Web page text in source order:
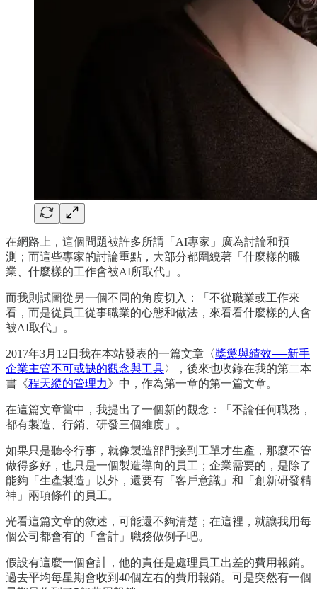
在網路上，這個問題被許多所謂「AI專家」廣為討論和預
測；而這些專家的討論重點，大部分都圍繞著「什麼樣的職
業、什麼樣的工作會被AI所取代」。
而我則試圖從另一個不同的角度切入：「不從職業或工作來
看，而是從員工從事職業的心態和做法，來看看什麼樣的人會
被AI取代」。
2017年3月12日我在本站發表的一篇文章〈獎懲與績效──新手
企業主管不可或缺的觀念與工具〉，後來也收錄在我的第二本
書《程天縱的管理力》中，作為第一章的第一篇文章。
在這篇文章當中，我提出了一個新的觀念：「不論任何職務，
都有製造、行銷、研發三個維度」。
如果只是聽令行事，就像製造部門接到工單才生產，那麼不管
做得多好，也只是一個製造導向的員工；企業需要的，是除了
能夠「生產製造」以外，還要有「客戶意識」和「創新研發精
神」兩項條件的員工。
光看這篇文章的敘述，可能還不夠清楚；在這裡，就讓我用每
個公司都會有的「會計」職務做例子吧。
假設有這麼一個會計，他的責任是處理員工出差的費用報銷。
過去平均每星期會收到40個左右的費用報銷。可是突然有一個